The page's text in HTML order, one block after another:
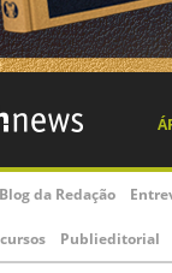
Blog da Redação
Publieditorial